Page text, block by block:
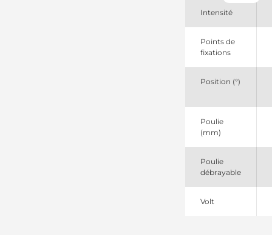
IA0856
Mahle
LEA1136
Lucas
MG230SEL
Intensité
Points de
fixations
Position (°)
Poulie
(mm)
Poulie
débrayable
Volt